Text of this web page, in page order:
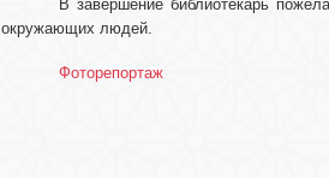
В завершение библиотекарь
окружающих людей.
Фоторепортаж